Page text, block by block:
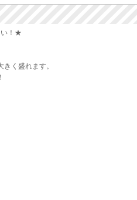
い！★
く盛れます。